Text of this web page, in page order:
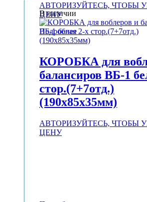
АВТОРИЗУЙТЕСЬ, ЧТОБЫ
ЦЕНУ
Подробнее
В наличии
КОРОБКА для
балансиров ВБ-1
стор.(7+7отд.)
(190х85х35мм)
АВТОРИЗУЙТЕСЬ, ЧТОБЫ
ЦЕНУ